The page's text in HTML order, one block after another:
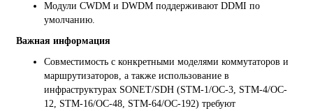
Модули CWDM и DWDM поддерживают DDMI по
умолчанию.
Важная информация
Совместимость с конкретными моделями коммутаторов и
маршрутизаторов, а также использование в
инфраструктурах SONET/SDH (STM-1/OC-3, STM-4/OC-
12, STM-16/OC-48, STM-64/OC-192) требуют